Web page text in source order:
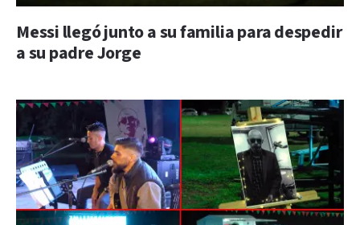
Messi llegó junto a su familia para despedir
a su padre Jorge